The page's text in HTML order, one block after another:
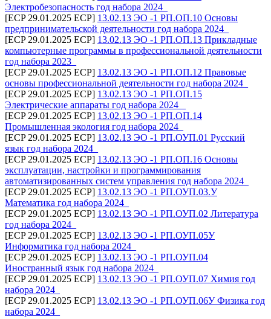
Электробезопасность год набора 2024_
[ECP 29.01.2025 ECP] 13.02.13 ЭО -1 РП.ОП.10 Основы
предпринимательской деятельности год набора 2024_
[ECP 29.01.2025 ECP] 13.02.13 ЭО -1 РП.ОП.13 Прикладные
компьютерные программы в профессиональной деятельности
год набора 2023_
[ECP 29.01.2025 ECP] 13.02.13 ЭО -1 РП.ОП.12 Правовые
основы профессиональной деятельности год набора 2024_
[ECP 29.01.2025 ECP] 13.02.13 ЭО -1 РП.ОП.15
Электрические аппараты год набора 2024 _
[ECP 29.01.2025 ECP] 13.02.13 ЭО -1 РП.ОП.14
Промышленная экология год набора 2024_
[ECP 29.01.2025 ECP] 13.02.13 ЭО -1 РП.ОУП.01 Русский
язык год набора 2024_
[ECP 29.01.2025 ECP] 13.02.13 ЭО -1 РП.ОП.16 Основы
эксплуатации, настройки и программирования
автоматизированных систем управления год набора 2024_
[ECP 29.01.2025 ECP] 13.02.13 ЭО -1 РП.ОУП.03.У
Математика год набора 2024_
[ECP 29.01.2025 ECP] 13.02.13 ЭО -1 РП.ОУП.02 Литература
год набора 2024_
[ECP 29.01.2025 ECP] 13.02.13 ЭО -1 РП.ОУП.05У
Информатика год набора 2024_
[ECP 29.01.2025 ECP] 13.02.13 ЭО -1 РП.ОУП.04
Иностранный язык год набора 2024_
[ECP 29.01.2025 ECP] 13.02.13 ЭО -1 РП.ОУП.07 Химия год
набора 2024_
[ECP 29.01.2025 ECP] 13.02.13 ЭО -1 РП.ОУП.06У Физика год
набора 2024_